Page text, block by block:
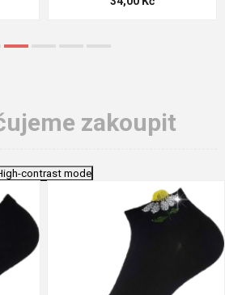
zakoupit
contrast mode